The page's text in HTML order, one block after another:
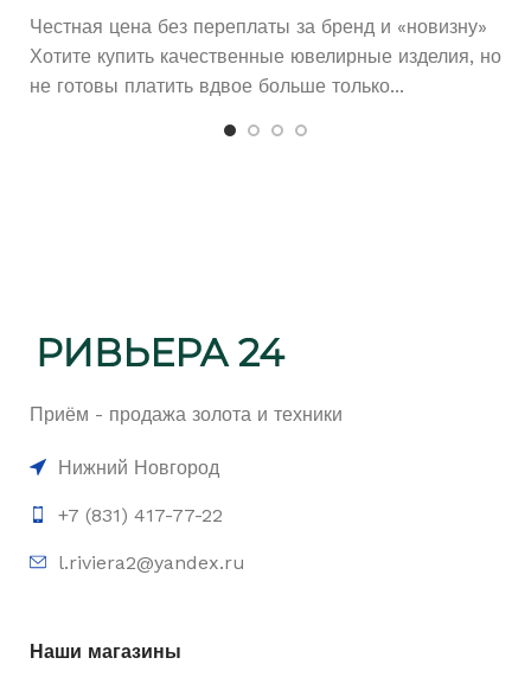
Честная цена без переплаты за бренд и «новизну»
Хотите купить качественные ювелирные изделия, но
не готовы платить вдвое больше только...
Приём - продажа золота и техники
Нижний Новгород
+7 (831) 417-77-22
l.riviera2@yandex.ru
Наши магазины